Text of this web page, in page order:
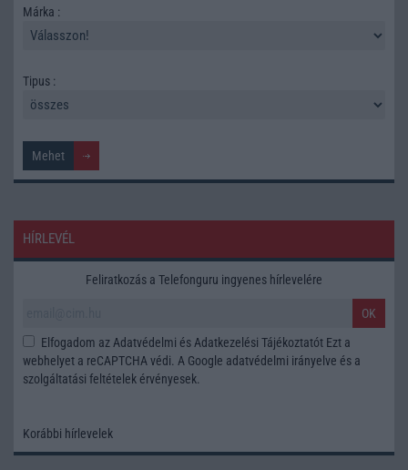
Márka :
Tipus :
HÍRLEVÉL
Feliratkozás a Telefonguru ingyenes hírlevelére
OK
Elfogadom az Adatvédelmi és Adatkezelési Tájékoztatót Ezt a
webhelyet a reCAPTCHA védi. A Google adatvédelmi irányelve és a
szolgáltatási feltételek érvényesek.
Korábbi hírlevelek